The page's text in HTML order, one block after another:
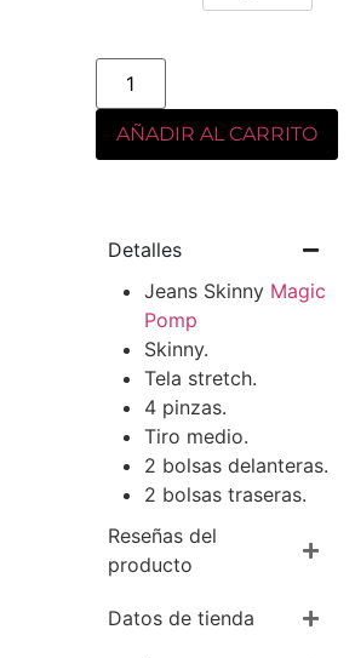
AÑADIR AL CARRITO
Detalles
Jeans Skinny Magic
Pomp
Skinny.
Tela stretch.
4 pinzas.
Tiro medio.
2 bolsas delanteras.
2 bolsas traseras.
Reseñas del
producto
Datos de tienda